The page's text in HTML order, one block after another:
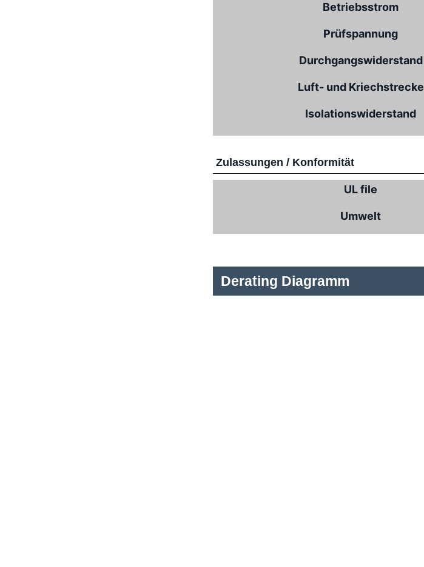
Betriebsstrom
Prüfspannung
Durchgangswiderstand
Luft- und Kriechstrecke
Isolationswiderstand
Zulassungen / Konformität
UL file
Umwelt
Derating Diagramm